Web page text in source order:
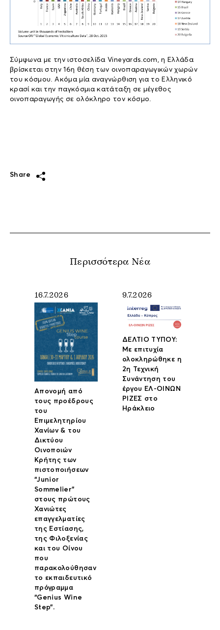
Σύμφωνα με την ιστοσελίδα Vineyards.com, η Ελλάδα
βρίσκεται στην 16η θέση των οινοπαραγωγικών χωρών
του κόσμου. Ακόμα μία αναγνώρθιση για το Ελληνικό
κρασί και την παγκόσμια κατάταξη σε μέγεθος
οινοπαραγωγής σε ολόκληρο τον κόσμο.
Share
Περισσότερα Νέα
16.7.2026
Απονομή από
τους προέδρους
του
Επιμελητηρίου
Χανίων & του
Δικτύου
Οινοποιών
Κρήτης των
πιστοποιήσεων
“Junior
Sommelier”
στους πρώτους
Χανιώτες
επαγγελματίες
της Εστίασης,
της Φιλοξενίας
και του Οίνου
που
παρακολούθησαν
το εκπαιδευτικό
πρόγραμμα
“Genius Wine
Step”.
9.7.2026
ΔΕΛΤΙΟ ΤΥΠΟΥ:
Με επιτυχία
ολοκληρώθηκε η
2η Τεχνική
Συνάντηση του
έργου ΕΛ-ΟΙΝΩΝ
ΡΙΖΕΣ στο
Ηράκλειο